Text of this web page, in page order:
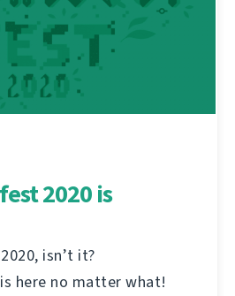
2020 is
isn’t it?
here no matter what!